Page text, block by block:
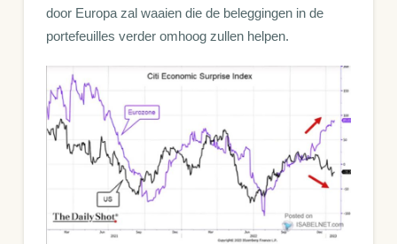
door Europa zal waaien die de beleggingen in de
portefeuilles verder omhoog zullen helpen.